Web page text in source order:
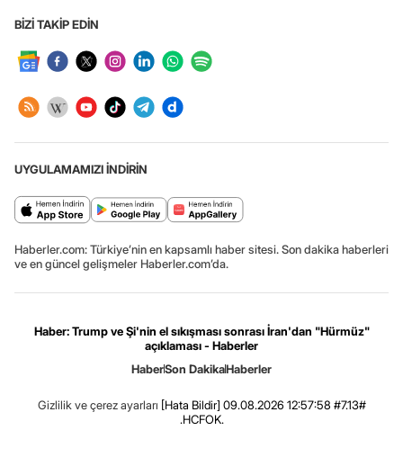
BİZİ TAKİP EDİN
UYGULAMAMIZI İNDİRİN
Haberler.com: Türkiye’nin en kapsamlı haber sitesi. Son dakika haberleri
ve en güncel gelişmeler Haberler.com’da.
Haber: Trump ve Şi'nin el sıkışması sonrası İran'dan "Hürmüz"
açıklaması - Haberler
HaberSon DakikaHaberler
Gizlilik ve çerez ayarları [Hata Bildir] 09.08.2026 12:57:58 #7.13#
.HCFOK.